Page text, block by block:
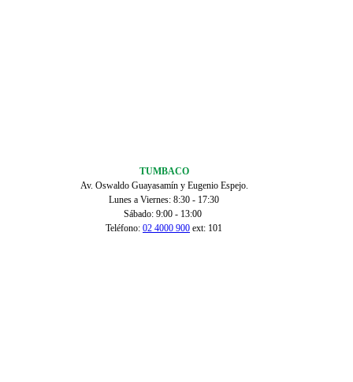
TUMBACO
Av. Oswaldo Guayasamín y Eugenio Espejo.
Lunes a Viernes: 8:30 - 17:30
Sábado: 9:00 - 13:00
Teléfono: 02 4000 900 ext: 101